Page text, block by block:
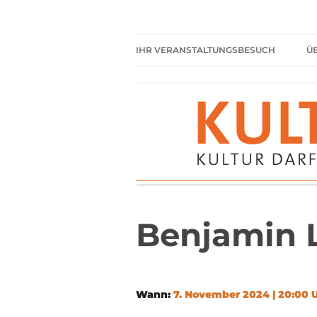
IHR VERANSTALTUNGSBESUCH
HIER HABEN SIE IMMER
FREIEN EINTRITT
SHARED READING
REGELN FÜR KULTURPARKETT
Benjamin
Wann: 7. November 2024 | 20:00